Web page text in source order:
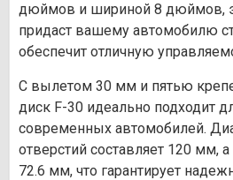
дюймов и шириной 8 дюймов,
придаст вашему автомобилю
обеспечит отличную
С вылетом 30 мм и пятью
диск F-30 идеально подходит
современных автомобилей.
отверстий составляет 120 мм,
72.6 мм, что гарантирует